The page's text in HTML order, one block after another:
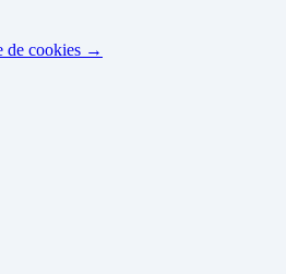
de cookies →